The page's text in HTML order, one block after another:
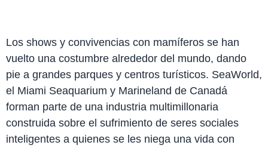
Los shows y convivencias con mamíferos se han
vuelto una costumbre alrededor del mundo, dando
pie a grandes parques y centros turísticos. SeaWorld,
el Miami Seaquarium y Marineland de Canadá
forman parte de una industria multimillonaria
construida sobre el sufrimiento de seres sociales
inteligentes a quienes se les niega una vida con